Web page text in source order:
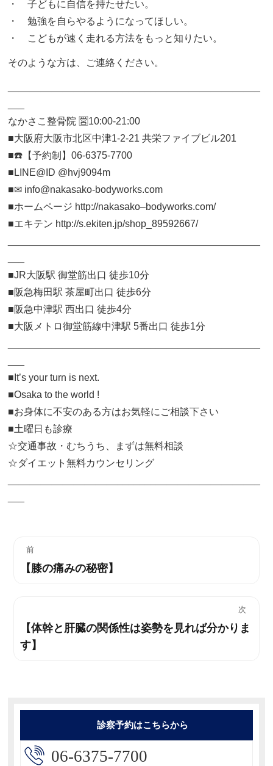
・ 子どもに自信を持たせたい。
・ 勉強を自らやるようになってほしい。
・ こどもが速く走れる方法をもっと知りたい。
そのような方は、ご連絡ください。
なかさこ整骨院 🈺10:00-21:00
■大阪府大阪市北区中津1-2-21 共栄ファイブビル201
■☎️【予約制】06-6375-7700
■LINE@ID @hvj9094m
■✉︎ info@nakasako-bodyworks.com
■ホームページ http://nakasako–bodyworks.com/
■エキテン http://s.ekiten.jp/shop_89592667/
■JR大阪駅 御堂筋出口 徒歩10分
■阪急梅田駅 茶屋町出口 徒歩6分
■阪急中津駅 西出口 徒歩4分
■大阪メトロ御堂筋線中津駅 5番出口 徒歩1分
■It’s your turn is next.
■Osaka to the world !
■お身体に不安のある方はお気軽にご相談下さい
■土曜日も診療
☆交通事故・むちうち、まずは無料相談
☆ダイエット無料カウンセリング
前
過
投
稿:
【膝の痛みの秘密】
次
次
の
【体幹と肝臓の関係性は姿勢を見れば分かりま
す】
診察予約はこちらから
06-6375-7700